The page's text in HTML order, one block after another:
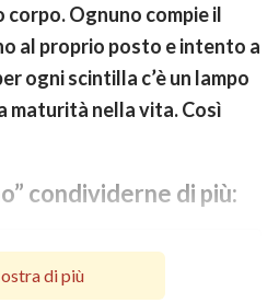
corpo. Ognuno compie il
al proprio posto e intento a
ogni scintilla c’è un lampo
maturità nella vita. Così
condividerne di più:
che tutti svolgano la
funzione
di più